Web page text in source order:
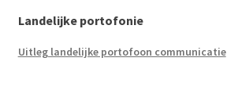
Landelijke portofonie
Uitleg landelijke portofoon communicatie